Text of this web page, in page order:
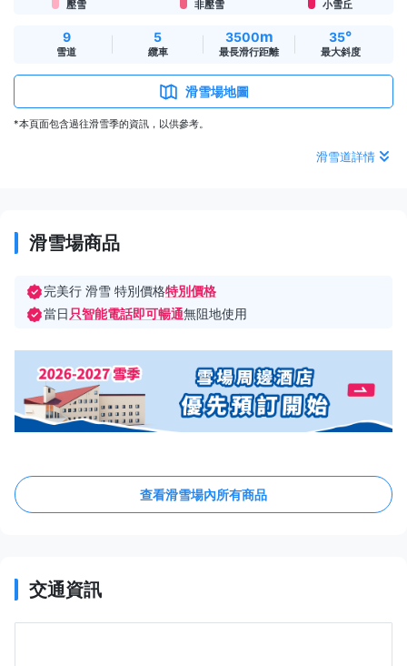
壓雪 非壓雪 小雪丘
9
雪道
5
纜車
3500m
最長滑行距離
35°
最大斜度
滑雪場地圖
*本頁面包含過往滑雪季的資訊，以供參考。
滑雪道詳情
滑雪場商品
完美行 滑雪 特別價格特別價格
當日 只智能電話即可暢通無阻地使用
查看滑雪場內所有商品
交通資訊